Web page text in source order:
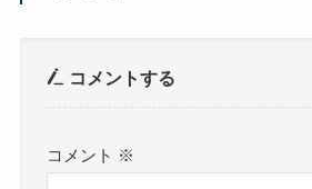
コメントする
コメント ※